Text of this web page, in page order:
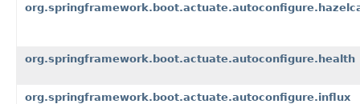
org.springframework.boot.actuate.autoconfigure.health
org.springframework.boot.actuate.autoconfigure.influx